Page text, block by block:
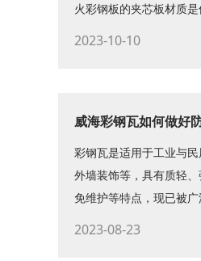
火彩钢板的夹芯板材质
2023-10-10
威海彩钢瓦如何做好
彩钢瓦是适用于工业与
外墙装饰等，具有质轻
免维护等特点，现已被
2023-08-23